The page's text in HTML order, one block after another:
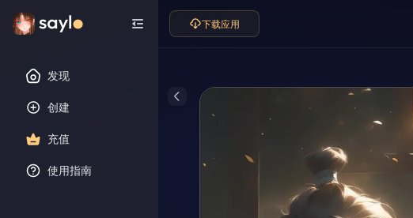
发现
创建
充值
使用指南
下载应用